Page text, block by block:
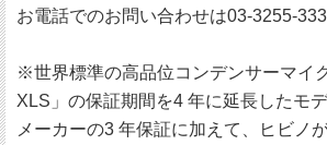
お電話でのお問い合わせは03-3255-
※世界標準の高品位コンデンサーマイ
XLS」の保証期間を4 年に延長したモデ
メーカーの3 年保証に加えて、ヒビノ